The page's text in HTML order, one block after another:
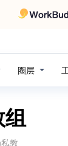
圈层
教